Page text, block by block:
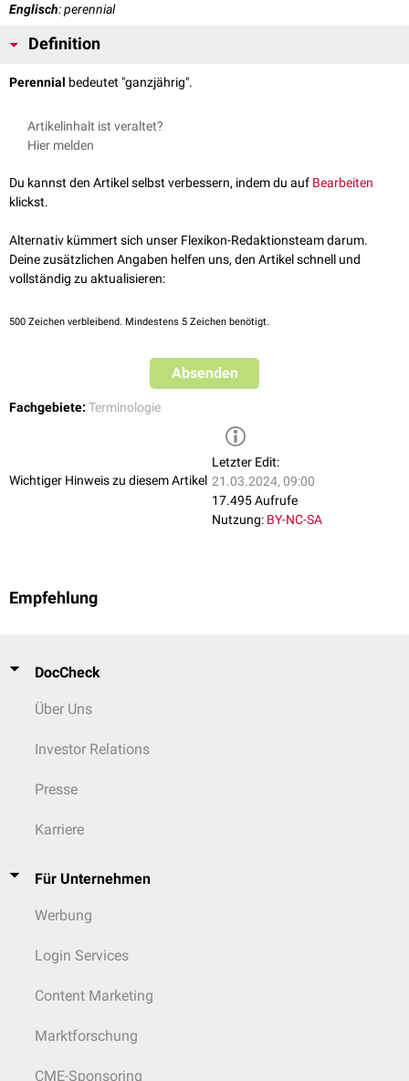
Englisch: perennial
Definition
Perennial bedeutet "ganzjährig".
Artikelinhalt ist veraltet?
Hier melden
Du kannst den Artikel selbst verbessern, indem du auf Bearbeiten
klickst.
Alternativ kümmert sich unser Flexikon-Redaktionsteam darum.
Deine zusätzlichen Angaben helfen uns, den Artikel schnell und
vollständig zu aktualisieren:
500 Zeichen verbleibend. Mindestens 5 Zeichen benötigt.
Absenden
Fachgebiete: Terminologie
Wichtiger Hinweis zu diesem Artikel
Letzter Edit:
21.03.2024, 09:00
17.495 Aufrufe
Nutzung: BY-NC-SA
Empfehlung
DocCheck
Über Uns
Investor Relations
Presse
Karriere
Für Unternehmen
Werbung
Login Services
Content Marketing
Marktforschung
CME-Sponsoring